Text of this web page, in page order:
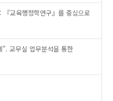
교육행정학연구』를 중심으로
교무실 업무분석을 통한